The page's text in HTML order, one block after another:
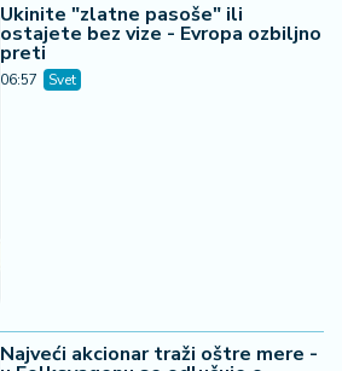
Ukinite "zlatne pasoše" ili
ostajete bez vize - Evropa ozbiljno
preti
06:57 Svet
Najveći akcionar traži oštre mere -